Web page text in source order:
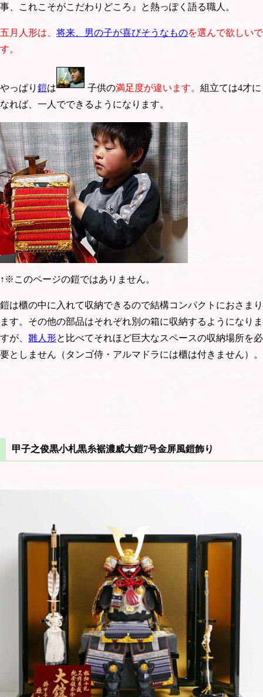
事、これこそがこだわりどころ』と熱っぽく語る職人。
五月人形は、 将来、男の子が喜びそうなものを選んで欲しいで
す。
やっぱり 鎧は 子供の満足度が違います。 組立ては4才に
なれば、一人でできるようになります。
↑※このページの鎧ではありません。
鎧は櫃の中に入れて収納できるので結構コンパクトにおさまり
ます。その他の部品はそれぞれ別の箱に収納するようになりま
すが、 雛人形と比べてそれほど巨大なスペースの収納場所を必
要としません（タンゴ侍・アルマドラには櫃は付きません）。
甲子之俊黒小札黒糸裾濃威大鎧7号金屏風鎧飾り